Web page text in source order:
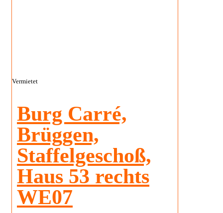
Vermietet
Burg Carré,
Brüggen,
Staffelgeschoß,
Haus 53 rechts
WE07